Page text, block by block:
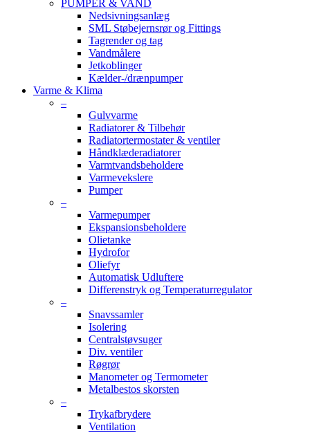
PUMPER & VAND
Nedsivningsanlæg
SML Støbejernsrør og Fittings
Tagrender og tag
Vandmålere
Jetkoblinger
Kælder-/drænpumper
Varme & Klima
–
Gulvvarme
Radiatorer & Tilbehør
Radiatortermostater & ventiler
Håndklæderadiatorer
Varmtvandsbeholdere
Varmevekslere
Pumper
–
Varmepumper
Ekspansionsbeholdere
Olietanke
Hydrofor
Oliefyr
Automatisk Udluftere
Differenstryk og Temperaturregulator
–
Snavssamler
Isolering
Centralstøvsuger
Div. ventiler
Røgrør
Manometer og Termometer
Metalbestos skorsten
–
Trykafbrydere
Ventilation